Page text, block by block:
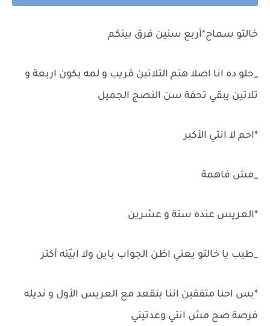
خالتو سماح*أربع سنين فرق بينكم
_حلو ده انا اصلا هتم التلاتين قريب و لمه يكون اربعة و
تلاتين يبقي تحفة سن النصج الجميل
*احم لا انتي الأكبر
_مش فاهمة
*العريس عنده ستة و عشرين
_طيب يا خالتو يعني اظن الجواب باين ولا ابيّنه أكتر
*بس احنا متفقين اننا بنقعد مع العريس الأول و نديله
فرصة صح مش انتي وعدتيني